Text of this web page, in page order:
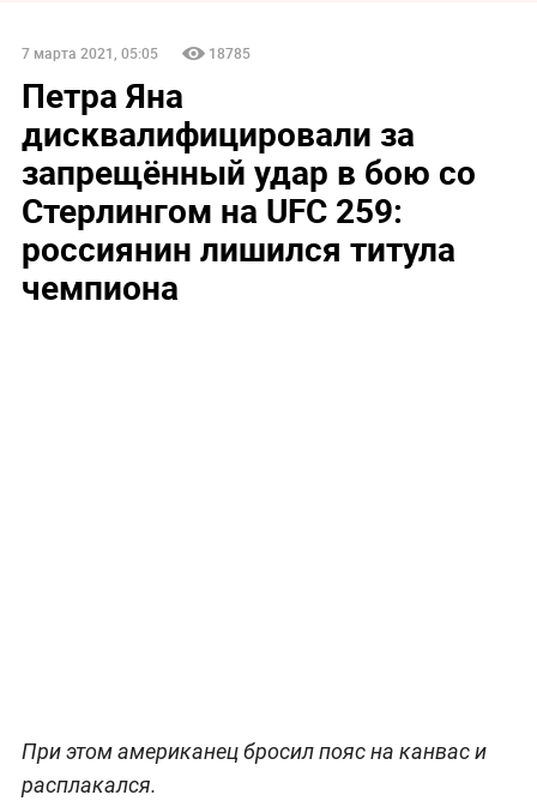
7 марта 2021, 05:05 18785
Петра Яна
дисквалифицировали за
запрещённый удар в бою со
Стерлингом на UFC 259:
россиянин лишился титула
чемпиона
При этом американец бросил пояс на канвас и
расплакался.